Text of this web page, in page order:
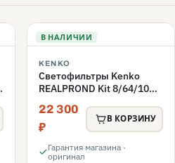
В НАЛИЧИИ
KENKO
Светофильтры Kenko
REALPROND Kit 8/64/1000
22 300
₽
В КОРЗИНУ
Гарантия магазина ·
оригинал